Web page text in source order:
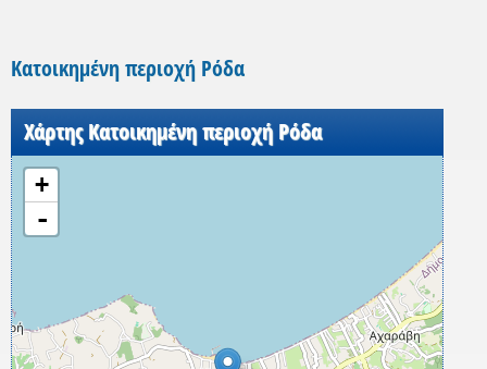
Κατοικημένη περιοχή Ρόδα
Χάρτης Κατοικημένη περιοχή Ρόδα
+
-